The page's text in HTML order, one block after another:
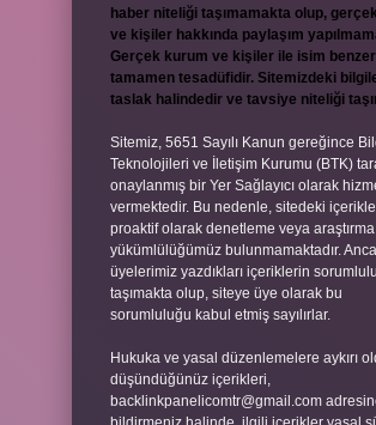
haber niteliği taşımamakta olup,
ve kişiler hakkında paylaşım
Gerçek kurum ve kişiler ile isim
tamamen tesadüfidir. Sitemizdeki
taslak halindedir ve tavsiye niteliği
Sitemiz, 5651 Sayılı Kanun gereğince
Teknolojileri ve İletişim Kurumu (BTK)
onaylanmış bir Yer Sağlayıcı olarak
vermektedir. Bu nedenle, sitedeki
proaktif olarak denetleme veya araştırma
yükümlülüğümüz bulunmamaktadır.
üyelerimiz yazdıkları içeriklerin
taşımakta olup, siteye üye olarak bu
sorumluluğu kabul etmiş sayılırlar.
Hukuka ve yasal düzenlemelere aykırı
düşündüğünüz içerikleri,
backlinkpanelicomtr@gmail.com